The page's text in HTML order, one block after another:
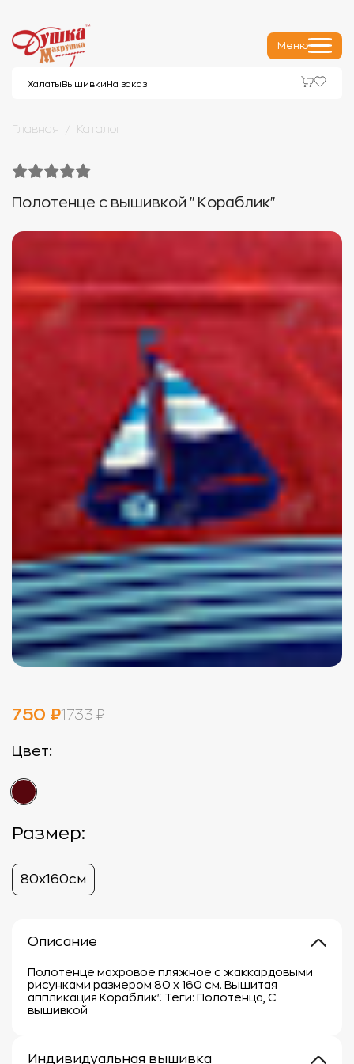
Меню
Халаты Вышивки На заказ
Главная Каталог
Полотенце с вышивкой "Кораблик"
750 ₽1733 ₽
Цвет:
Размер:
80x160см
Описание
Полотенце махровое пляжное с жаккардовыми
рисунками размером 80 х 160 см. Вышитая
аппликация Кораблик". Теги: Полотенца, С
вышивкой
Индивидуальная вышивка